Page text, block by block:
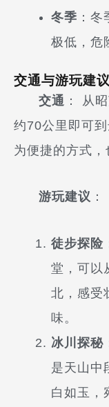
冬季 ：
极低，危
交通与游玩建议
交通 ： 从
约70公里即可
为便捷的方式，
游玩建议 ：
徒步探险
堂，可以
北，感受
味。
冰川探秘
是天山中
白如玉，